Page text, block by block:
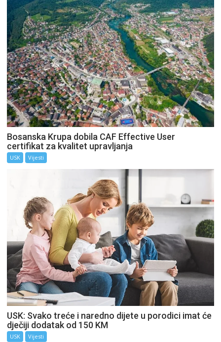
Bosanska Krupa dobila CAF Effective User
certifikat za kvalitet upravljanja
USK Vijesti
USK: Svako treće i naredno dijete u porodici imat će
dječiji dodatak od 150 KM
USK Vijesti